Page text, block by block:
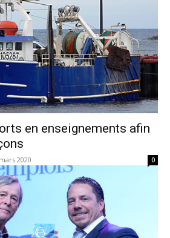
en enseignements afin
2020 0